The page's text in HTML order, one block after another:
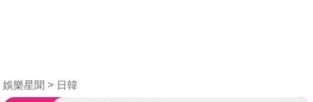
娛樂星聞 日韓